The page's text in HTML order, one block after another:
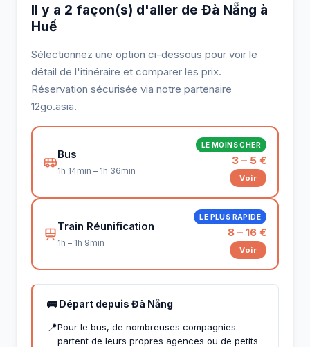
Il y a 2 façon(s) d'aller de Đà Nẵng à
Huế
Sélectionnez une option ci-dessous pour voir le
détail de l'itinéraire et comparer les prix.
Réservation sécurisée via notre partenaire
12go.asia.
Bus
1h 14min – 1h 36min
LE MOINS CHER
3 – 5 €
Voir
Train Réunification
1h – 1h 9min
LE PLUS RAPIDE
8 – 16 €
Voir
🚌 Départ depuis Đà Nẵng
📍Pour le bus, de nombreuses compagnies
partent de leurs propres agences ou de petits